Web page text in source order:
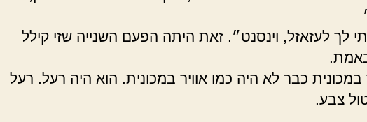
לך לעזאזל, וינסנט״. זאת היתה הפעם השנייה שזי קילל
במכונית כבר לא היה כמו אוויר במכונית. הוא היה רעל. רעל
צבע.